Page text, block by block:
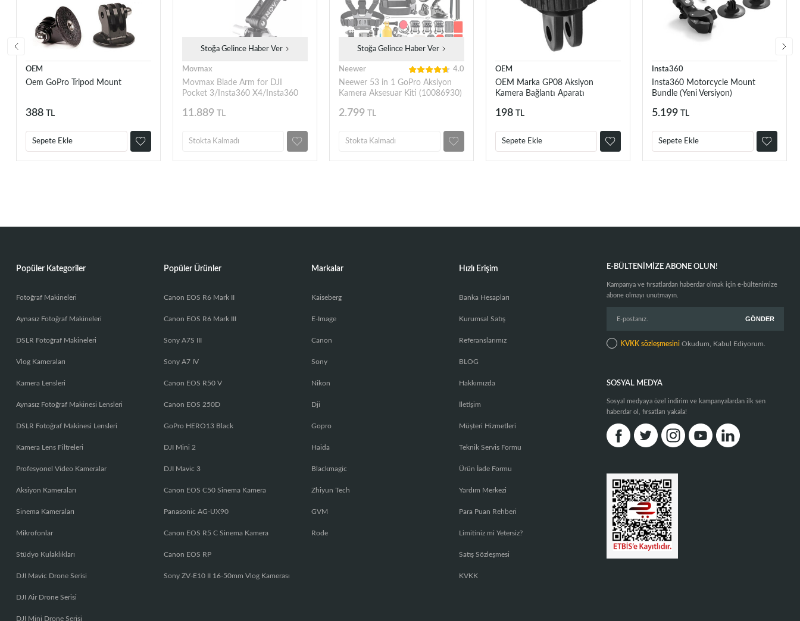
OEM
Oem GoPro Tripod Mount
388 TL
Sepete Ekle
Stoğa Gelince Haber Ver
Movmax
Movmax Blade Arm for DJI
Pocket 3/Insta360 X4/Insta360
11.889 TL
Stokta Kalmadı
Stoğa Gelince Haber Ver
Neewer 4.0
Neewer 53 in 1 GoPro Aksiyon
Kamera Aksesuar Kiti (10086930)
2.799 TL
Stokta Kalmadı
OEM
OEM Marka GP08 Aksiyon
Kamera Bağlantı Aparatı
198 TL
Sepete Ekle
Insta360
Insta360 Motorcycle Mount
Bundle (Yeni Versiyon)
5.199 TL
Sepete Ekle
Popüler Kategoriler
Fotoğraf Makineleri
Aynasız Fotoğraf Makineleri
DSLR Fotoğraf Makineleri
Vlog Kameraları
Kamera Lensleri
Aynasız Fotoğraf Makinesi Lensleri
DSLR Fotoğraf Makinesi Lensleri
Kamera Lens Filtreleri
Profesyonel Video Kameralar
Aksiyon Kameraları
Sinema Kameraları
Mikrofonlar
Stüdyo Kulaklıkları
DJI Mavic Drone Serisi
DJI Air Drone Serisi
DJI Mini Drone Serisi
Popüler Ürünler
Canon EOS R6 Mark II
Canon EOS R6 Mark III
Sony A7S III
Sony A7 IV
Canon EOS R50 V
Canon EOS 250D
GoPro HERO13 Black
DJI Mini 2
DJI Mavic 3
Canon EOS C50 Sinema Kamera
Panasonic AG-UX90
Canon EOS R5 C Sinema Kamera
Canon EOS RP
Sony ZV-E10 II 16-50mm Vlog Kamerası
Markalar
Kaiseberg
E-Image
Canon
Sony
Nikon
Dji
Gopro
Haida
Blackmagic
Zhiyun Tech
GVM
Rode
Hızlı Erişim
Banka Hesapları
Kurumsal Satış
Referanslarımız
BLOG
Hakkımızda
İletişim
Müşteri Hizmetleri
Teknik Servis Formu
Ürün İade Formu
Yardım Merkezi
Para Puan Rehberi
Limitiniz mi Yetersiz?
Satış Sözleşmesi
KVKK
E-BÜLTENIMIZE ABONE OLUN!
Kampanya ve fırsatlardan haberdar olmak için e-bültenimize
abone olmayı unutmayın.
KVKK sözleşmesini Okudum, Kabul Ediyorum.
SOSYAL MEDYA
Sosyal medyaya özel indirim ve kampanyalardan ilk sen
haberdar ol, fırsatları yakala!